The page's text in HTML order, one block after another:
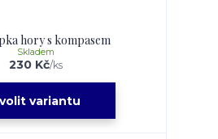
hory s kompasem
230 Kč/ks
Skladem
variantu